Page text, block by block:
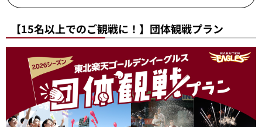
【15名以上でのご観戦に！】団体観戦プラン